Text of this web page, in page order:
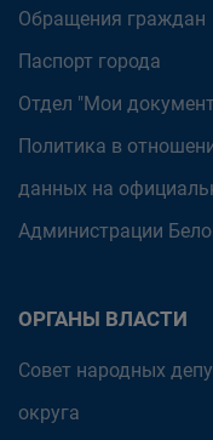
Обращения граждан
Паспорт города
Отдел "Мои
Политика в
данных на
Администрации
ОРГАНЫ ВЛАСТИ
Совет народных
округа